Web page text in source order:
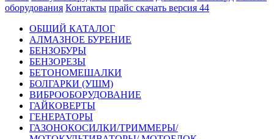
оборудования Контакты прайс скачать версия 44
ОБЩИЙ КАТАЛОГ
АЛМАЗНОЕ БУРЕНИЕ
БЕНЗОБУРЫ
БЕНЗОРЕЗЫ
БЕТОНОМЕШАЛКИ
БОЛГАРКИ (УШМ)
ВИБРООБОРУДОВАНИЕ
ГАЙКОВЕРТЫ
ГЕНЕРАТОРЫ
ГАЗОНОКОСИЛКИ/ТРИММЕРЫ/